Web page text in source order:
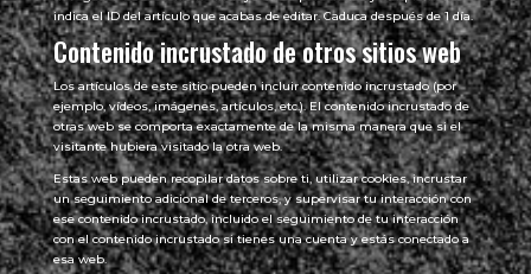
indica el ID del artículo que acabas de editar. Caduca después de 1 día.
Contenido incrustado de otros sitios web
Los artículos de este sitio pueden incluir contenido incrustado (por
ejemplo, vídeos, imágenes, artículos, etc.). El contenido incrustado de
otras web se comporta exactamente de la misma manera que si el
visitante hubiera visitado la otra web.
Estas web pueden recopilar datos sobre ti, utilizar cookies, incrustar
un seguimiento adicional de terceros, y supervisar tu interacción con
ese contenido incrustado, incluido el seguimiento de tu interacción
con el contenido incrustado si tienes una cuenta y estás conectado a
esa web.